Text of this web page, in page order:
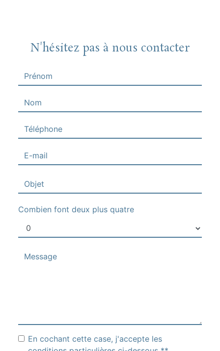
N'hésitez pas à nous contacter
Combien font deux plus quatre
En cochant cette case, j'accepte les